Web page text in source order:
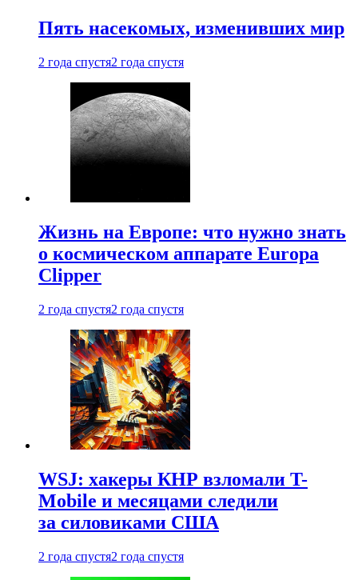
Пять насекомых, изменивших мир
2 года спустя2 года спустя
Жизнь на Европе: что нужно знать
о космическом аппарате Europa
Clipper
2 года спустя2 года спустя
WSJ: хакеры КНР взломали T-
Mobile и месяцами следили
за силовиками США
2 года спустя2 года спустя